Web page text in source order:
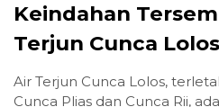
Keindahan
Terjun Cunca Lolos
Air Terjun Cunca Lolos,
Cunca Plias dan Cunca Rii,